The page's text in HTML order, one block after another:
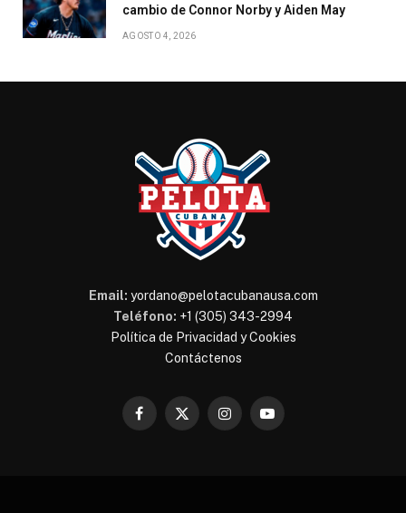
cambio de Connor Norby y Aiden May
AGOSTO 4, 2026
Email: yordano@pelotacubanausa.com
Teléfono: +1 (305) 343-2994
Política de Privacidad y Cookies
Contáctenos
Facebook
X
InstagramYouTube